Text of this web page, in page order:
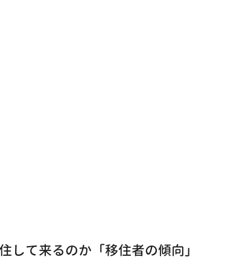
して来るのか「移住者の傾向」